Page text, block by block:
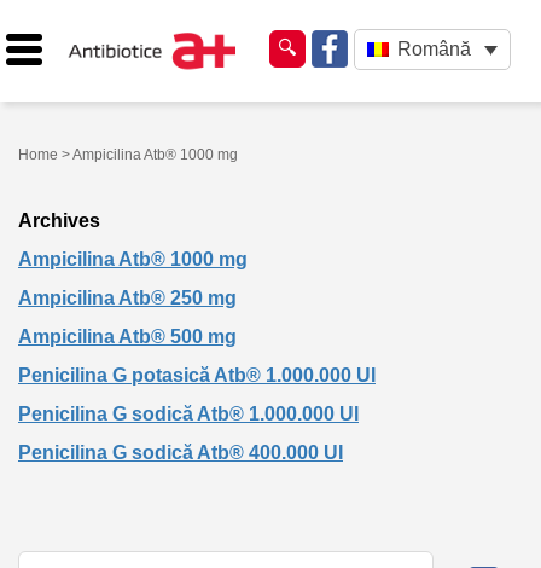
Română
Home > Ampicilina Atb® 1000 mg
Archives
Ampicilina Atb® 1000 mg
Ampicilina Atb® 250 mg
Ampicilina Atb® 500 mg
Penicilina G potasică Atb® 1.000.000 UI
Penicilina G sodică Atb® 1.000.000 UI
Penicilina G sodică Atb® 400.000 UI